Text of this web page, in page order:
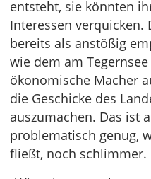
entsteht, sie könnten
Interessen verquicken.
bereits als anstößig
wie dem am
ökonomische Macher
die Geschicke des
auszumachen. Das ist
problematisch genug,
fließt, noch schlimmer.